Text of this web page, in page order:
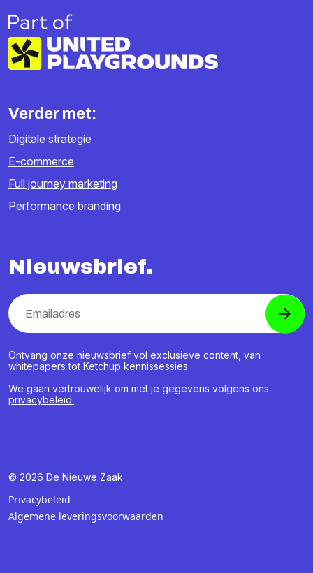
Verder met:
Digitale strategie
E-commerce
Full journey marketing
Performance branding
Nieuwsbrief.
Ontvang onze nieuwsbrief vol exclusieve content, van
whitepapers tot Ketchup kennissessies.
We gaan vertrouwelijk om met je gegevens volgens ons
privacybeleid.
© 2026 De Nieuwe Zaak
Privacybeleid
Algemene leveringsvoorwaarden